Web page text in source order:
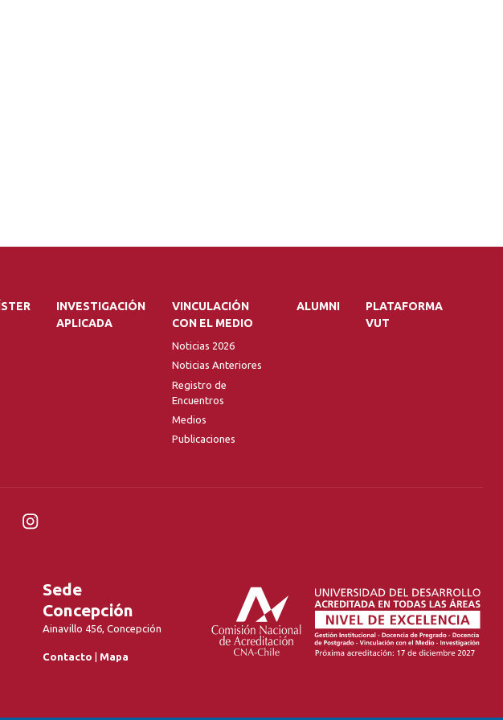
INVESTIGACIÓN
APLICADA
VINCULACIÓN
CON EL MEDIO
Noticias 2026
Noticias Anteriores
Registro de
Encuentros
Medios
Publicaciones
ALUMNI
PLATAFORMA
VUT
Instagram
Sede
Concepción
Ainavillo 456, Concepción
Contacto | Mapa